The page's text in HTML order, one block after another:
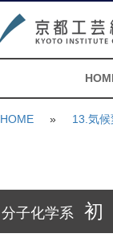
HOME » 13.気
分子化学系